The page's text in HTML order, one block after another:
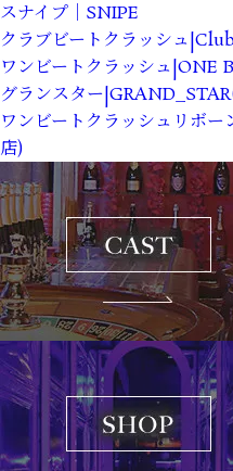
スナイプ｜SNIPE
クラブビートクラッシュ
ワンビートクラッシュ|ONE
グランスター
ワンビートクラッシュリボ
店)